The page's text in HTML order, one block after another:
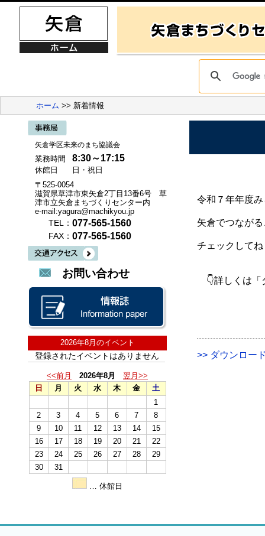
ホーム >> 新着情報
矢倉学区未来のまち協議会
業務時間 8:30～17:15
休館日
日・祝日
〒525-0054
滋賀県草津市東矢倉2丁目13番6号 草
津市立矢倉まちづくりセンター内
e-mail:yagura@machikyou.jp
TEL： 077-565-1560
FAX： 077-565-1560
お問い合わせ
2026年8月のイベント
登録されたイベントはありません
<<前月 2026年8月
翌月>>
日
月 火 水 木 金
土
1
2
3 4 5 6 7
8
9
10 11 12 13 14
15
16
17 18 19 20 21
22
23
24 25 26 27 28
29
30
31
… 休館日
令和７年年度
矢倉でつなが
チェックしてね
👇詳しくは「
>> ダウンロー